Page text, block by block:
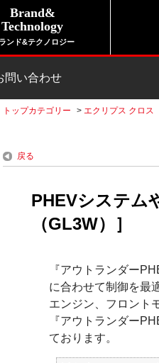
Brand&
Technology
ンド&テクノロジー
問い合わせ
トップカテゴリー > エクリプス クロス
戻る
PHEVシステム
（GL3W）］
『アウトランダー
に合わせて制御を最
エンジン、フロント
『アウトランダー
ております。